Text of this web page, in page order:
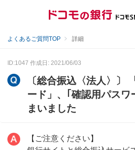
よくあるご質問TOP 詳細
ID:1047 作成日: 2021/06/03
〔総合振込〈法人〉〕
ード」、｢確認用パスワ
まいました
【ご注意ください】